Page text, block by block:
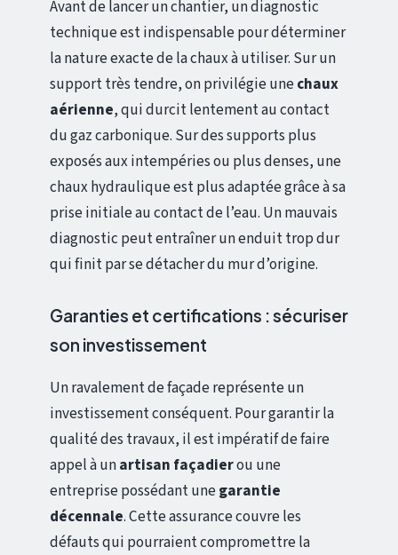
Avant de lancer un chantier, un diagnostic
technique est indispensable pour déterminer
la nature exacte de la chaux à utiliser. Sur un
support très tendre, on privilégie unechaux
aérienne, qui durcit lentement au contact
du gaz carbonique. Sur des supports plus
exposés aux intempéries ou plus denses, une
chaux hydraulique est plus adaptée grâce à sa
prise initiale au contact de l’eau. Un mauvais
diagnostic peut entraîner un enduit trop dur
qui finit par se détacher du mur d’origine.
Garanties et certifications : sécuriser
son investissement
Un ravalement de façade représente un
investissement conséquent. Pour garantir la
qualité des travaux, il est impératif de faire
appel à unartisan façadierou une
entreprise possédant unegarantie
décennale. Cette assurance couvre les
défauts qui pourraient compromettre la